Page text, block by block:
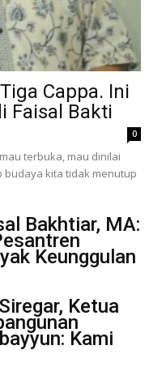
Cappa. Ini
Faisal Bakti
0
terbuka, mau dinilai
budaya kita tidak menutup
Bakhtiar, MA:
Keunggulan
Ketua
Kami